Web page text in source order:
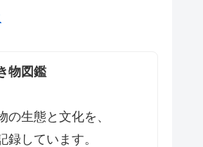
物図鑑
の生態と文化を、
録しています。